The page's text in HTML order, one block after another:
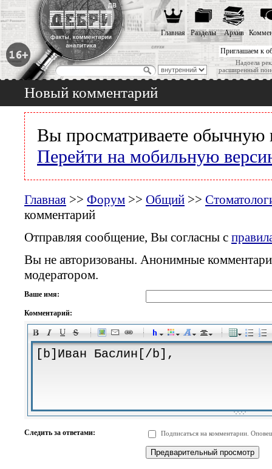
Приглашаем к
Надоела
расширенный
Главная Разделы Архив
Новый комментарий
Вы просматриваете обычную
Перейти на мобильную
Главная >> Форум >> Общий >>
комментарий
Отправляя сообщение, Вы согласны с
Вы не авторизованы. Анонимные
модератором.
Ваше имя:
Комментарий:
-
-
-
-
-
-
-
-
-
-
-
-
-
-
-
Следить за ответами: Подписаться на комментарии.